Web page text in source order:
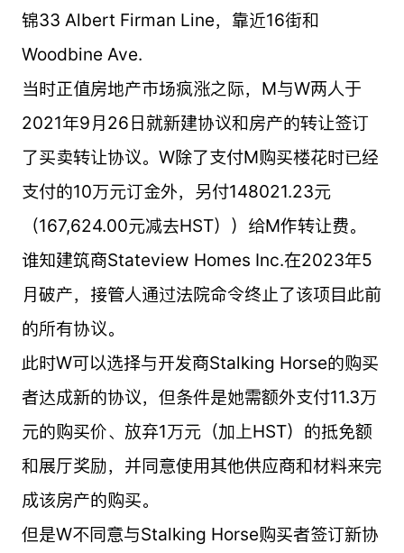
锦33 Albert Firman Line，靠近16街和
Woodbine Ave.
当时正值房地产市场疯涨之际，M与W两人于
2021年9月26日就新建协议和房产的转让签订
了买卖转让协议。W除了支付M购买楼花时已经
支付的10万元订金外，另付148021.23元
（167,624.00元减去HST））给M作转让费。
谁知建筑商Stateview Homes Inc.在2023年5
月破产，接管人通过法院命令终止了该项目此前
的所有协议。
此时W可以选择与开发商Stalking Horse的购买
者达成新的协议，但条件是她需额外支付11.3万
元的购买价、放弃1万元（加上HST）的抵免额
和展厅奖励，并同意使用其他供应商和材料来完
成该房产的购买。
但是W不同意与Stalking Horse购买者签订新协